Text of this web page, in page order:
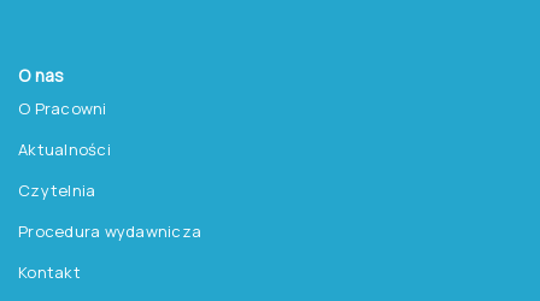
O nas
O Pracowni
Aktualności
Czytelnia
Procedura wydawnicza
Kontakt